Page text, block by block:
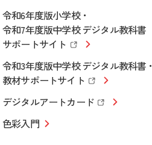
令和6年度版小学校・
令和7年度版中学校 デジタル教科書
サポートサイト
令和3年度版中学校 デジタル教科書・
教材サポートサイト
デジタルアートカード
色彩入門